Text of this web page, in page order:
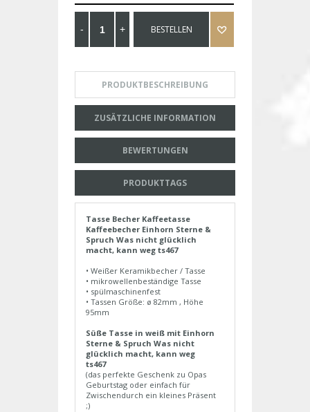
BESTELLEN
PRODUKTBESCHREIBUNG
ZUSÄTZLICHE INFORMATION
BEWERTUNGEN
PRODUKTTAGS
Tasse Becher Kaffeetasse
Kaffeebecher Einhorn Sterne &
Spruch Was nicht glücklich
macht, kann weg ts467
• Weißer Keramikbecher / Tasse
• mikrowellenbeständige Tasse
• spülmaschinenfest
• Tassen Größe: ø 82mm , Höhe
95mm
Süße Tasse in weiß mit Einhorn
Sterne & Spruch Was nicht
glücklich macht, kann weg
ts467
(das perfekte Geschenk zu Opas
Geburtstag oder einfach für
Zwischendurch ein kleines Präsent
;)